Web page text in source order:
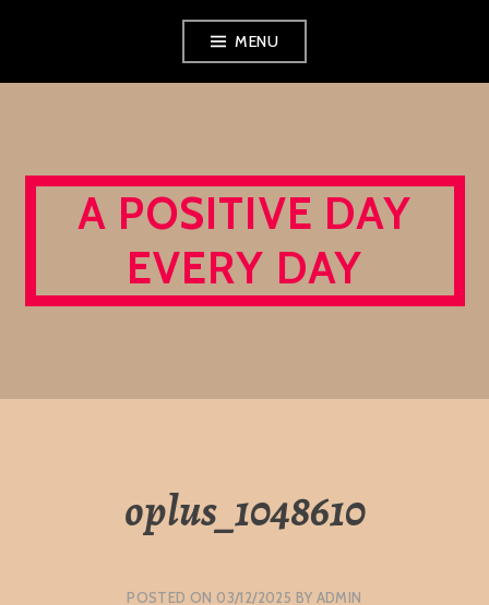
MENU
A POSITIVE DAY
EVERY DAY
oplus_1048610
POSTED ON 03/12/2025 BY ADMIN